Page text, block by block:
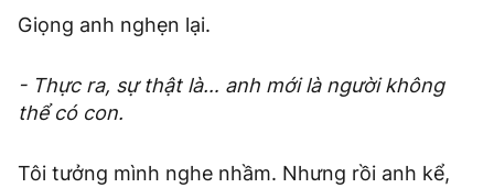
Giọng anh nghẹn lại.
- Thực ra, sự thật là… anh mới là người không
thể có con.
Tôi tưởng mình nghe nhầm. Nhưng rồi anh kể,